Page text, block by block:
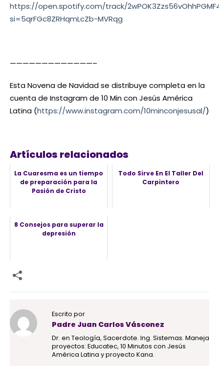
https://open.spotify.com/track/
si=5qrFGc8ZRHqmLcZb-MVRqg
—————————————–
Esta Novena de Navidad se distribuye completa en la
cuenta de Instagram de 10 Min con Jesús América
Latina (https://www.instagram.com/10minconjesusal/)
Artículos relacionados
La Cuaresma es un tiempo
de preparación para la
Pasión de Cristo
Todo Sirve En El Taller Del
Carpintero
8 Consejos para superar la
depresión
Escrito por
Padre Juan Carlos Vásconez
Dr. en Teología, Sacerdote. Ing. Sistemas. Maneja
proyectos: Educatec, 10 Minutos con Jesús
América Latina y proyecto Kana.